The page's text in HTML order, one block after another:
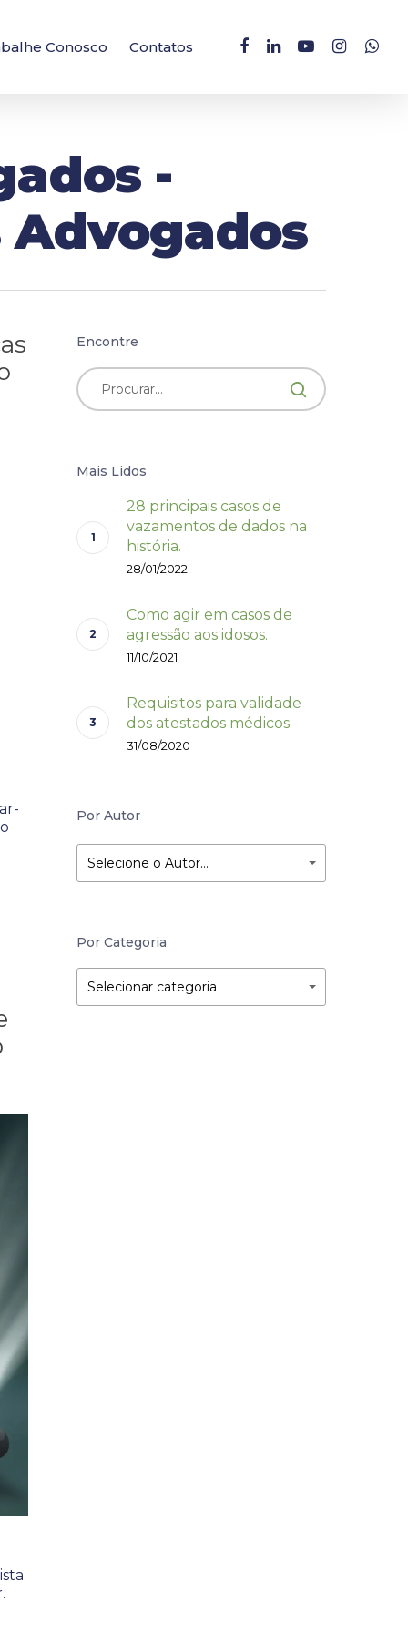
Conosco Contatos facebooklinkedinyoutubeinstagram
-
Advogados
Encontre
Mais Lidos
28 principais casos de
vazamentos de dados na
história.
28/01/2022
Como agir em casos de
agressão aos idosos.
11/10/2021
Requisitos para validade
dos atestados médicos.
31/08/2020
Por Autor
Selecione o Autor…
Por Categoria
Por
Categoria
Selecionar categoria
Categoria